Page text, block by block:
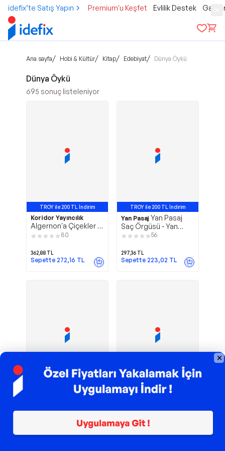
idefix’te Satış Yapın Premium'u Keşfet Evlilik Destek
Ana sayfa/ Hobi & Kültür/ Kitap/ Edebiyat/ Dünya Öykü
Dünya Öykü
695 sonuç listeleniyor
TROY ile 200 TL İndirim
Koridor Yayıncılık
Algernon'a Çiçekler -
Koridor Yayıncılık
80
362,88 TL
Sepette 272,16 TL
TROY ile 200 TL İndirim
Yan Pasaj Yan Pasaj
Saç Örgüsü - Yan
Pasaj
56
297,36 TL
Sepette 223,02 TL
TROY ile 200 TL İndirim
Domingo Yayınevi
Kütüphanesi -
Domingo Yayınevi
TROY ile 200 TL İndirim
Jaguar Kitap